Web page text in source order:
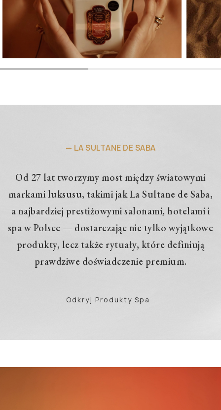
— LA SULTANE DE SABA
Od 27 lat tworzymy most między światowymi
markami luksusu, takimi jak La Sultane de Saba,
a najbardziej prestiżowymi salonami, hotelami i
spa w Polsce — dostarczając nie tylko wyjątkowe
produkty, lecz także rytuały, które definiują
prawdziwe doświadczenie premium.
Odkryj Produkty Spa